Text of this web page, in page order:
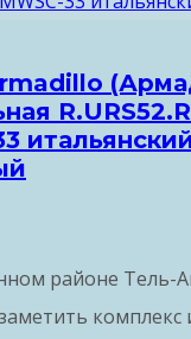
районе Тель-
комплекс